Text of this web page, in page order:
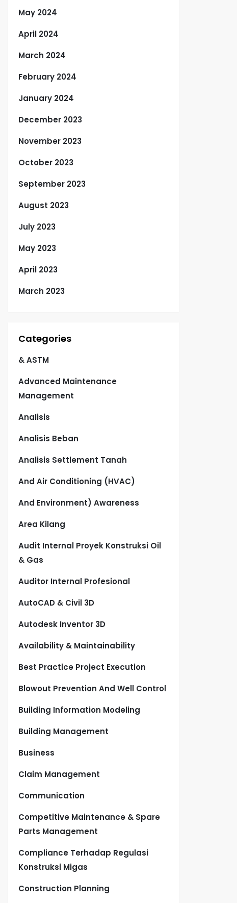
May 2024
April 2024
March 2024
February 2024
January 2024
December 2023
November 2023
October 2023
September 2023
August 2023
July 2023
May 2023
April 2023
March 2023
Categories
& ASTM
Advanced Maintenance
Management
Analisis
Analisis Beban
Analisis Settlement Tanah
And Air Conditioning (HVAC)
And Environment) Awareness
Area Kilang
Audit Internal Proyek Konstruksi Oil
& Gas
Auditor Internal Profesional
AutoCAD & Civil 3D
Autodesk Inventor 3D
Availability & Maintainability
Best Practice Project Execution
Blowout Prevention And Well Control
Building Information Modeling
Building Management
Business
Claim Management
Communication
Competitive Maintenance & Spare
Parts Management
Compliance Terhadap Regulasi
Konstruksi Migas
Construction Planning